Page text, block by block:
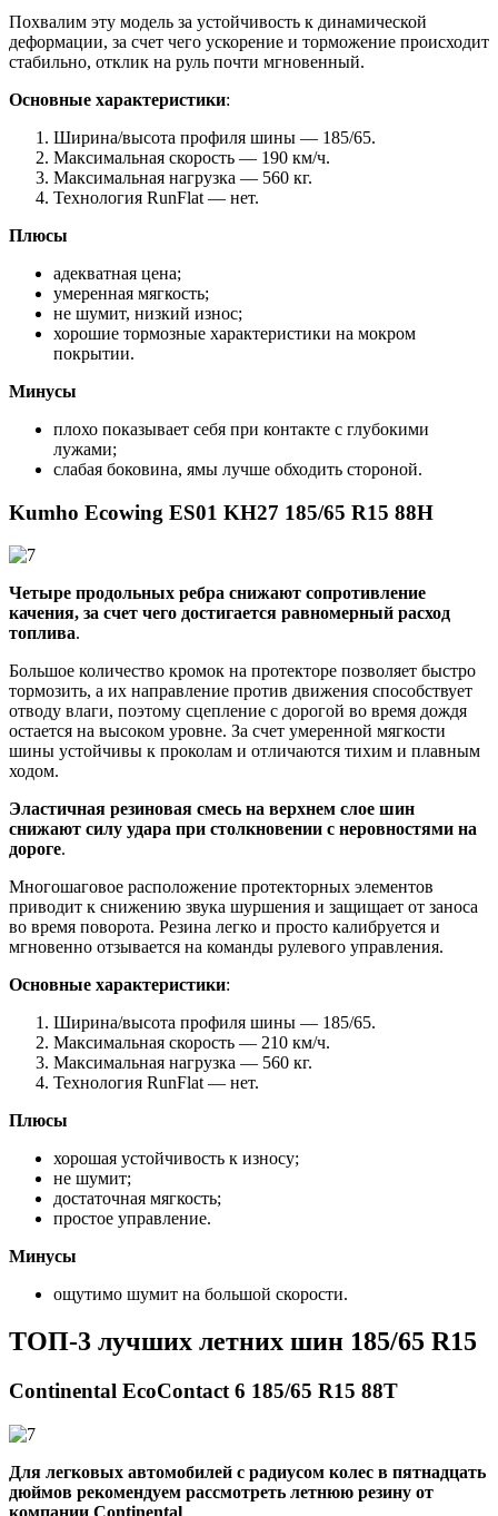
Похвалим эту модель за устойчивость к динамической
деформации, за счет чего ускорение и торможение происходит
стабильно, отклик на руль почти мгновенный.
Основные характеристики:
Ширина/высота профиля шины — 185/65.
Максимальная скорость — 190 км/ч.
Максимальная нагрузка — 560 кг.
Технология RunFlat — нет.
Плюсы
адекватная цена;
умеренная мягкость;
не шумит, низкий износ;
хорошие тормозные характеристики на мокром
покрытии.
Минусы
плохо показывает себя при контакте с глубокими
лужами;
слабая боковина, ямы лучше обходить стороной.
Kumho Ecowing ES01 KH27 185/65 R15 88H
Четыре продольных ребра снижают сопротивление
качения, за счет чего достигается равномерный расход
топлива.
Большое количество кромок на протекторе позволяет быстро
тормозить, а их направление против движения способствует
отводу влаги, поэтому сцепление с дорогой во время дождя
остается на высоком уровне. За счет умеренной мягкости
шины устойчивы к проколам и отличаются тихим и плавным
ходом.
Эластичная резиновая смесь на верхнем слое шин
снижают силу удара при столкновении с неровностями на
дороге.
Многошаговое расположение протекторных элементов
приводит к снижению звука шуршения и защищает от заноса
во время поворота. Резина легко и просто калибруется и
мгновенно отзывается на команды рулевого управления.
Основные характеристики:
Ширина/высота профиля шины — 185/65.
Максимальная скорость — 210 км/ч.
Максимальная нагрузка — 560 кг.
Технология RunFlat — нет.
Плюсы
хорошая устойчивость к износу;
не шумит;
достаточная мягкость;
простое управление.
Минусы
ощутимо шумит на большой скорости.
ТОП-3 лучших летних шин 185/65 R15
Continental EcoContact 6 185/65 R15 88T
Для легковых автомобилей с радиусом колес в пятнадцать
дюймов рекомендуем рассмотреть летнюю резину от
компании Continental